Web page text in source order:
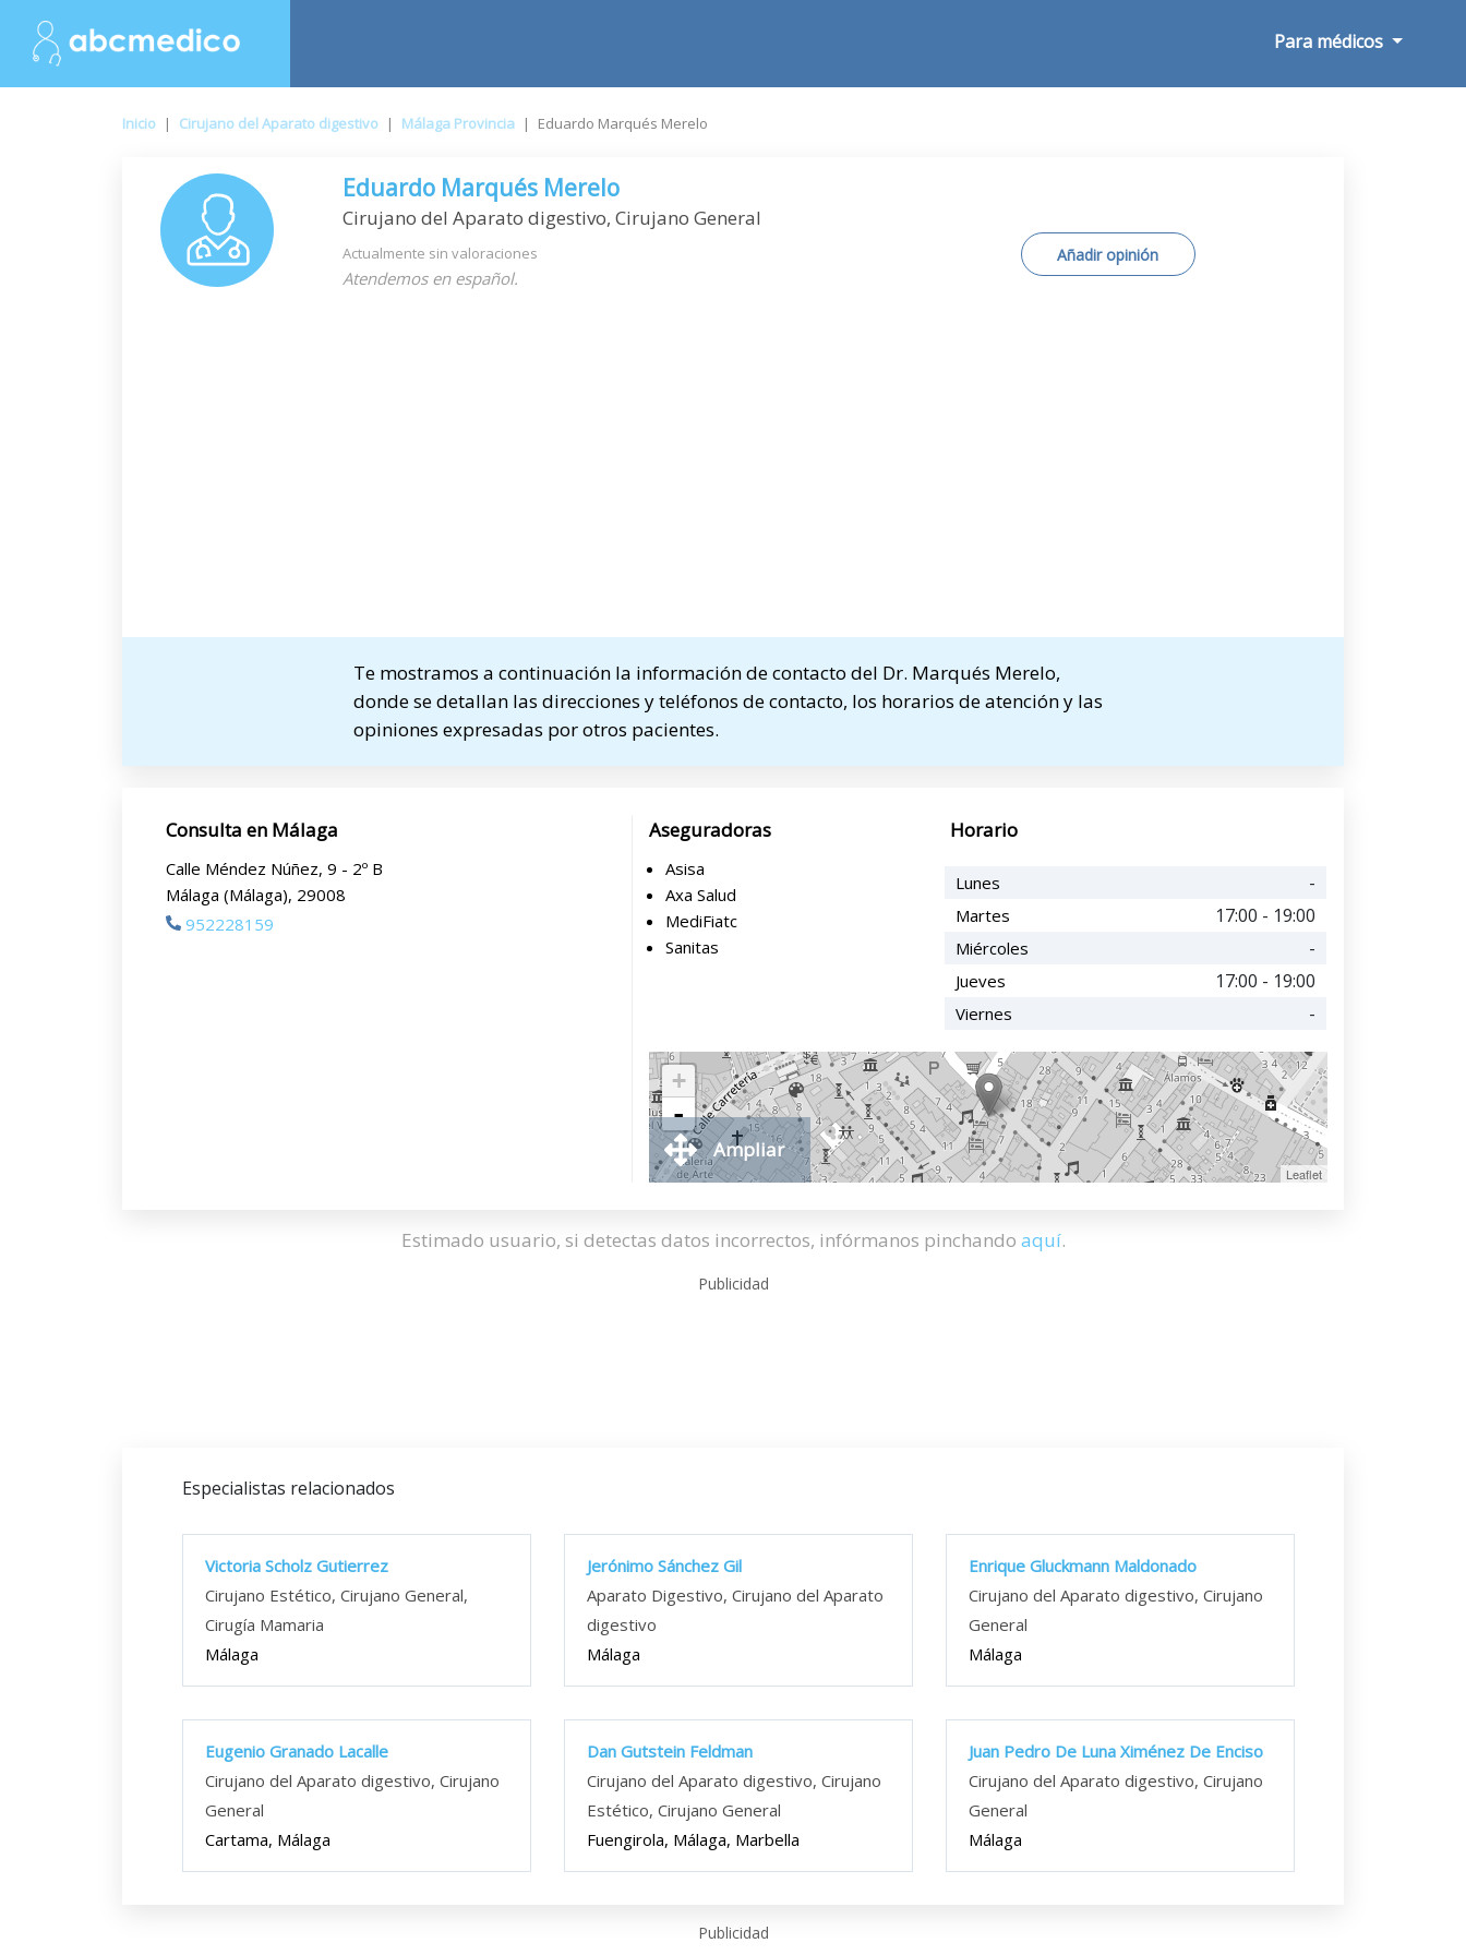
Para médicos
Inicio | Cirujano del Aparato digestivo | Málaga Provincia | Eduardo Marqués Merelo
Eduardo Marqués Merelo
Cirujano del Aparato digestivo, Cirujano General
Actualmente sin valoraciones
Atendemos en español.
Añadir opinión
Te mostramos a continuación la información de contacto del Dr. Marqués Merelo,
donde se detallan las direcciones y teléfonos de contacto, los horarios de atención y las
opiniones expresadas por otros pacientes.
Consulta en Málaga
Calle Méndez Núñez, 9 - 2º B
Málaga (Málaga), 29008
952228159
Aseguradoras
Asisa
Axa Salud
MediFiatc
Sanitas
Horario
Lunes -
Martes 17:00 - 19:00
Miércoles -
Jueves 17:00 - 19:00
Viernes -
+
-
Leaflet
Ampliar
Estimado usuario, si detectas datos incorrectos, infórmanos pinchando aquí.
Publicidad
Especialistas relacionados
Victoria Scholz Gutierrez
Cirujano Estético, Cirujano General,
Cirugía Mamaria
Málaga
Jerónimo Sánchez Gil
Aparato Digestivo, Cirujano del Aparato
digestivo
Málaga
Enrique Gluckmann Maldonado
Cirujano del Aparato digestivo, Cirujano
General
Málaga
Eugenio Granado Lacalle
Cirujano del Aparato digestivo, Cirujano
General
Cartama, Málaga
Dan Gutstein Feldman
Cirujano del Aparato digestivo, Cirujano
Estético, Cirujano General
Fuengirola, Málaga, Marbella
Juan Pedro De Luna Ximénez De Enciso
Cirujano del Aparato digestivo, Cirujano
General
Málaga
Publicidad